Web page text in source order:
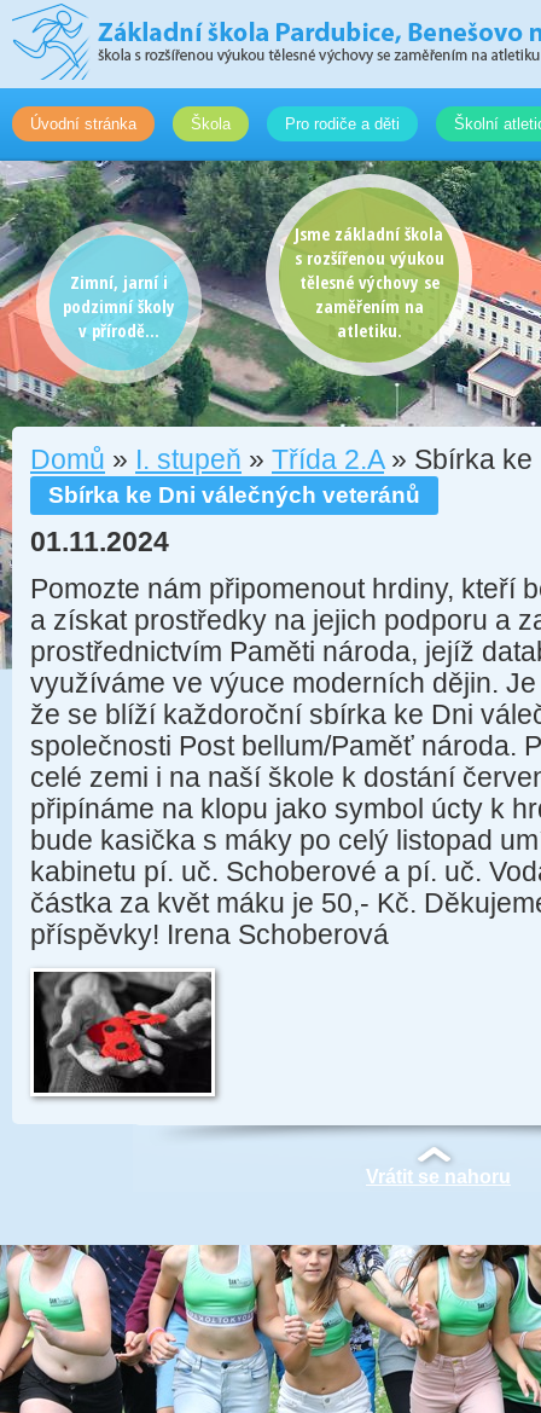
Úvodní stránka Škola Pro rodiče a děti Školní
Zimní, jarní i
podzimní školy
v přírodě...
Jsme základní škola
s rozšířenou výukou
tělesné výchovy se
zaměřením na
atletiku.
Domů » I. stupeň » Třída 2.A» Sbírka ke
Sbírka ke Dni válečných veteránů
01.11.2024
Pomozte nám připomenout hrdiny, kteří
a získat prostředky na jejich podporu a
prostřednictvím Paměti národa, jejíž
využíváme ve výuce moderních dějin.
že se blíží každoroční sbírka ke Dni
společnosti Post bellum/Paměť národa.
celé zemi i na naší škole k dostání
připínáme na klopu jako symbol úcty k
bude kasička s máky po celý listopad
kabinetu pí. uč. Schoberové a pí. uč.
částka za květ máku je 50,- Kč.
příspěvky! Irena Schoberová
Vrátit se nahoru